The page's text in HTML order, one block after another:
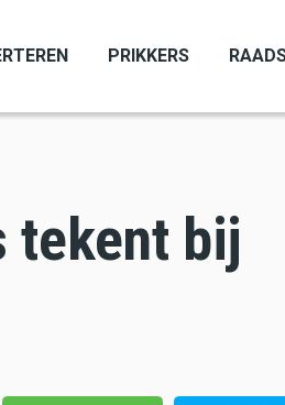
PRIKKERS
tekent bij